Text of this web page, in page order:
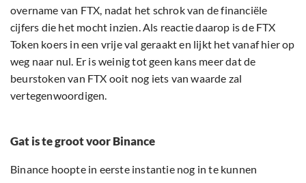
overname van FTX, nadat het schrok van de financiële
cijfers die het mocht inzien. Als reactie daarop is de FTX
Token koers in een vrije val geraakt en lijkt het vanaf hier op
weg naar nul. Er is weinig tot geen kans meer dat de
beurstoken van FTX ooit nog iets van waarde zal
vertegenwoordigen.
Gat is te groot voor Binance
Binance hoopte in eerste instantie nog in te kunnen